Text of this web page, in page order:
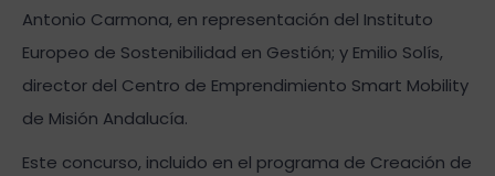
Antonio Carmona, en representación del Instituto
Europeo de Sostenibilidad en Gestión; y Emilio Solís,
director del Centro de Emprendimiento Smart Mobility
de Misión Andalucía.
Este concurso, incluido en el programa de Creación de